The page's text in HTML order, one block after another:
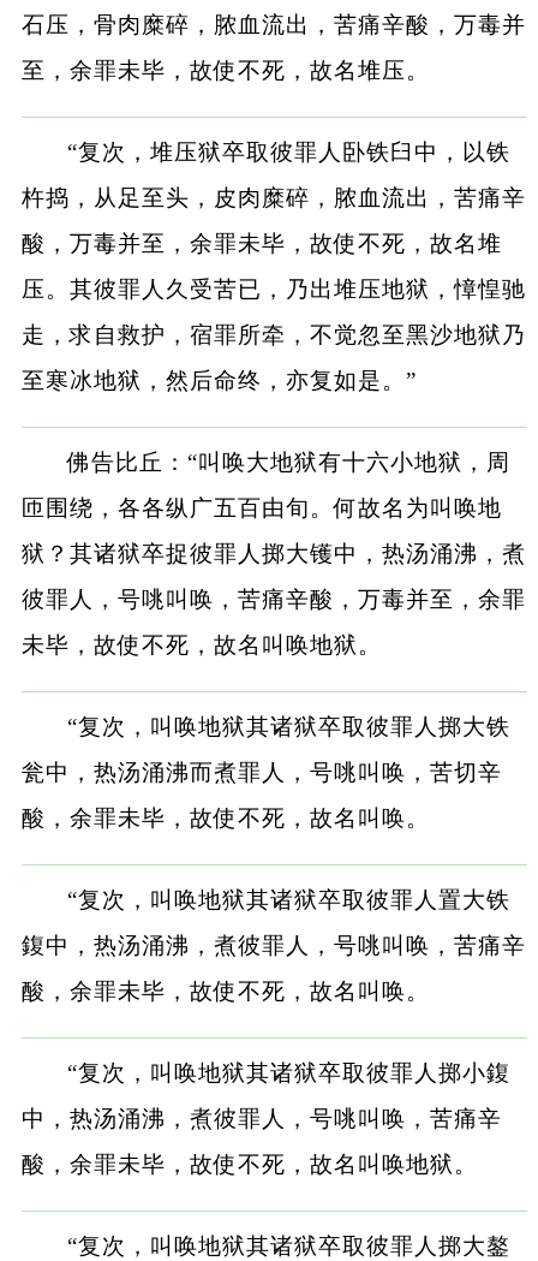
石压，骨肉糜碎，脓血流出，苦痛辛酸，万毒并
至，余罪未毕，故使不死，故名堆压。
“复次，堆压狱卒取彼罪人卧铁臼中，以铁
杵捣，从足至头，皮肉糜碎，脓血流出，苦痛辛
酸，万毒并至，余罪未毕，故使不死，故名堆
压。其彼罪人久受苦已，乃出堆压地狱，慞惶驰
走，求自救护，宿罪所牵，不觉忽至黑沙地狱乃
至寒冰地狱，然后命终，亦复如是。”
佛告比丘：“叫唤大地狱有十六小地狱，周
匝围绕，各各纵广五百由旬。何故名为叫唤地
狱？其诸狱卒捉彼罪人掷大镬中，热汤涌沸，煮
彼罪人，号咷叫唤，苦痛辛酸，万毒并至，余罪
未毕，故使不死，故名叫唤地狱。
“复次，叫唤地狱其诸狱卒取彼罪人掷大铁
瓮中，热汤涌沸而煮罪人，号咷叫唤，苦切辛
酸，余罪未毕，故使不死，故名叫唤。
“复次，叫唤地狱其诸狱卒取彼罪人置大铁
鍑中，热汤涌沸，煮彼罪人，号咷叫唤，苦痛辛
酸，余罪未毕，故使不死，故名叫唤。
“复次，叫唤地狱其诸狱卒取彼罪人掷小鍑
中，热汤涌沸，煮彼罪人，号咷叫唤，苦痛辛
酸，余罪未毕，故使不死，故名叫唤地狱。
“复次，叫唤地狱其诸狱卒取彼罪人掷大鏊